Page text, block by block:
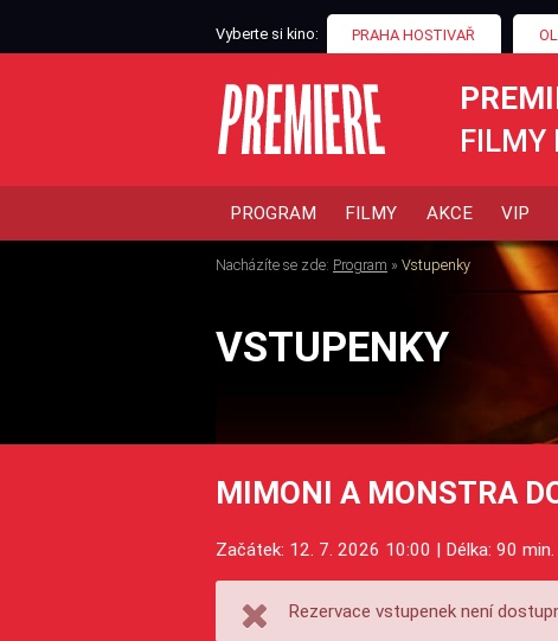
Vyberte si kino: PRAHA HOSTIVAŘ
FILMY
PROGRAM FILMY AKCE VIP
Nacházíte se zde: Program » Vstupenky
VSTUPENKY
MIMONI A MONSTRA
Začátek: 12. 7. 2026 10:00 | Délka: 90 min.
Rezervace vstupenek není